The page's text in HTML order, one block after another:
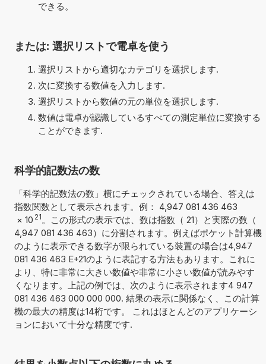
できる。
または: 選択リストで電卓を使う
選択リストから適切なカテゴリを選択します.
次に変換する数値を入力します.
選択リストから数値の元の単位を選択します.
数値は電卓が認識しているすべての測定単位に変換する
ことができます.
科学的記数法の数
「科学的記数法の数」横にチェックされている場合、答えは
指数関数として表示されます。例： 4,947 081 436 463
× 10 21。この形式の表示では、数は指数（ 21）と実際の数（
4,947 081 436 463）に分割されます。例えばポケット計算機
のように表示できる数字が限られている装置の場合は4,947
081 436 463 E+21のように表記する方法もあります。これに
より、特に非常に大きい数値や非常に小さい数値が読みやす
くなります。上記の例では、次のように表示されます4 947
081 436 463 000 000 000. 結果の表示に関係なく、この計算
機の最大の精度は14桁です。 これはほとんどのアプリケーシ
ョンにおいて十分な精度です.